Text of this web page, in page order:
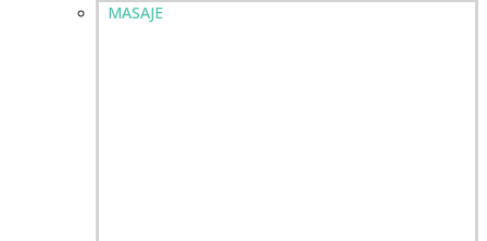
MASAJE